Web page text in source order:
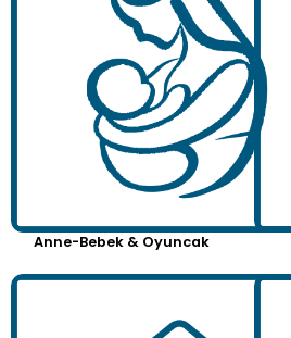
Anne-Bebek & Oyuncak